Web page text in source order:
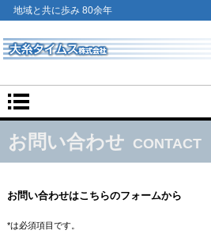
地域と共に歩み 80余年
お問い合わせ CONTACT
お問い合わせはこちらのフォームから
*は必須項目です。